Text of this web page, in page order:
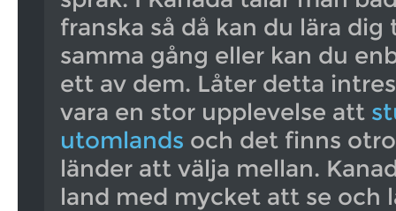
franska så då kan du lära dig
samma gång eller kan du
ett av dem. Låter detta
vara en stor upplevelse att
utomlands och det finns
länder att välja mellan.
land med mycket att se och